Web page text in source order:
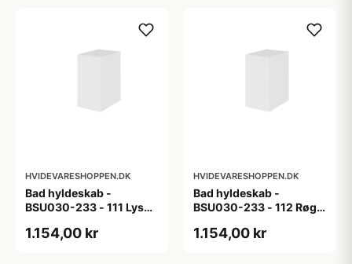
HVIDEVARESHOPPEN.DK
Bad hyldeskab -
BSU030-233 - 111 Lys
1.154,00 kr
HVIDEVARESHOPPEN.DK
Bad hyldeskab -
BSU030-233 - 112 Røget
1.154,00 kr